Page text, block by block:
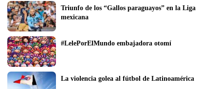
Triunfo de los “Gallos paraguayos” en la Liga
mexicana
#LelePorElMundo embajadora otomí
La violencia golea al fútbol de Latinoamérica